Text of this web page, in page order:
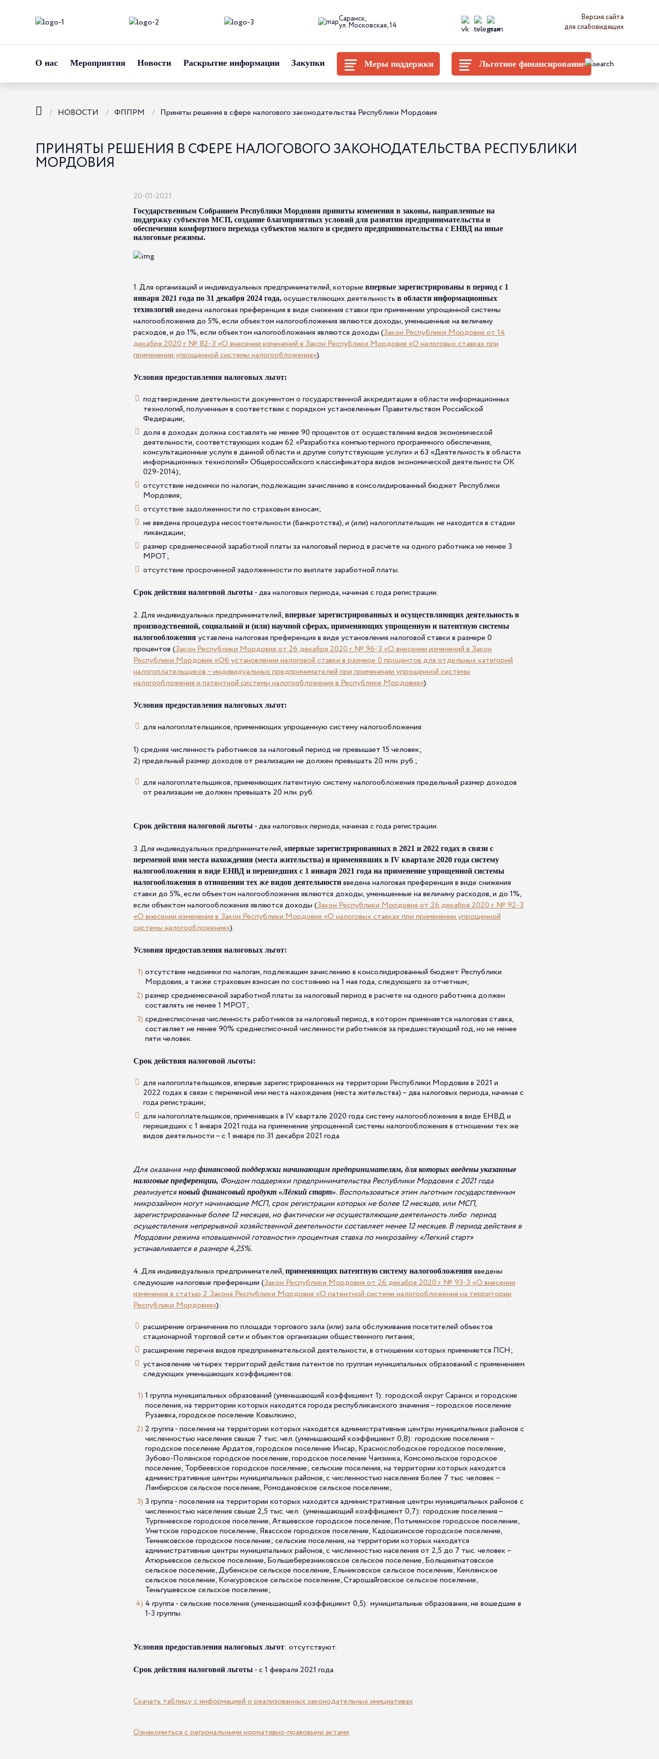
Саранск,
ул. Московская, 14
Версия сайта
для слабовидящих
О нас Мероприятия Новости Раскрытие информации Закупки Меры поддержки Льготное финансирование
НОВОСТИ ФППРМ Приняты решения в сфере налогового законодательства Республики Мордовия
ПРИНЯТЫ РЕШЕНИЯ В СФЕРЕ НАЛОГОВОГО ЗАКОНОДАТЕЛЬСТВА РЕСПУБЛИКИ
МОРДОВИЯ
20-01-2021
Государственным Собранием Республики Мордовия приняты изменения в законы, направленные на
поддержку субъектов МСП, создание благоприятных условий для развития предпринимательства и
обеспечения комфортного перехода субъектов малого и среднего предпринимательства с ЕНВД на иные
налоговые режимы.
1. Для организаций и индивидуальных предпринимателей, которые впервые зарегистрированы в период с 1
января 2021 года по 31 декабря 2024 года, осуществляющих деятельность в области информационных
технологий введена налоговая преференция в виде снижения ставки при применении упрощенной системы
налогообложения до 5%, если объектом налогообложения являются доходы, уменьшенные на величину
расходов, и до 1%, если объектом налогообложения являются доходы (Закон Республики Мордовия от 14
декабря 2020 г. № 82-З «О внесении изменений в Закон Республики Мордовия «О налоговых ставках при
применении упрощенной системы налогообложения»).
Условия предоставления налоговых льгот:
подтверждение деятельности документом о государственной аккредитации в области информационных
технологий, полученным в соответствии с порядком установленным Правительством Российской
Федерации;
доля в доходах должна составлять не менее 90 процентов от осуществления видов экономической
деятельности, соответствующих кодам 62 «Разработка компьютерного программного обеспечения,
консультационные услуги в данной области и другие сопутствующие услуги» и 63 «Деятельность в области
информационных технологий» Общероссийского классификатора видов экономической деятельности ОК
029-2014);
отсутствие недоимки по налогам, подлежащим зачислению в консолидированный бюджет Республики
Мордовия;
отсутствие задолженности по страховым взносам;
не введена процедура несостоятельности (банкротства), и (или) налогоплательщик не находится в стадии
ликвидации;
размер среднемесячной заработной платы за налоговый период в расчете на одного работника не менее 3
МРОТ;
отсутствие просроченной задолженности по выплате заработной платы.
Срок действия налоговой льготы - два налоговых периода, начиная с года регистрации.
2. Для индивидуальных предпринимателей, впервые зарегистрированных и осуществляющих деятельность в
производственной, социальной и (или) научной сферах, применяющих упрощенную и патентную системы
налогообложения уставлена налоговая преференция в виде установления налоговой ставки в размере 0
процентов (Закон Республики Мордовия от 26 декабря 2020 г. № 96-З «О внесении изменений в Закон
Республики Мордовия «Об установлении налоговой ставки в размере 0 процентов для отдельных категорий
налогоплательщиков – индивидуальных предпринимателей при применении упрощенной системы
налогообложения и патентной системы налогообложения в Республике Мордовия»).
Условия предоставления налоговых льгот:
для налогоплательщиков, применяющих упрощенную систему налогообложения:
1) средняя численность работников за налоговый период не превышает 15 человек;
2) предельный размер доходов от реализации не должен превышать 20 млн. руб.;
для налогоплательщиков, применяющих патентную систему налогообложения предельный размер доходов
от реализации не должен превышать 20 млн. руб.
Срок действия налоговой льготы - два налоговых периода, начиная с года регистрации.
3. Для индивидуальных предпринимателей, впервые зарегистрированных в 2021 и 2022 годах в связи с
переменой ими места нахождения (места жительства) и применявших в IV квартале 2020 года систему
налогообложения в виде ЕНВД и перешедших с 1 января 2021 года на применение упрощенной системы
налогообложения в отношении тех же видов деятельности введена налоговая преференция в виде снижения
ставки до 5%, если объектом налогообложения являются доходы, уменьшенные на величину расходов, и до 1%,
если объектом налогообложения являются доходы (Закон Республики Мордовия от 26 декабря 2020 г. № 92-З
«О внесении изменения в Закон Республики Мордовия «О налоговых ставках при применении упрощенной
системы налогообложения»).
Условия предоставления налоговых льгот:
отсутствие недоимки по налогам, подлежащим зачислению в консолидированный бюджет Республики
Мордовия, а также страховым взносам по состоянию на 1 мая года, следующего за отчетным;
размер среднемесячной заработной платы за налоговый период в расчете на одного работника должен
составлять не менее 1 МРОТ;
среднесписочная численность работников за налоговый период, в котором применяется налоговая ставка,
составляет не менее 90% среднесписочной численности работников за предшествующий год, но не менее
пяти человек.
Срок действия налоговой льготы:
для налогоплательщиков, впервые зарегистрированных на территории Республики Мордовия в 2021 и
2022 годах в связи с переменой ими места нахождения (места жительства) – два налоговых периода, начиная с
года регистрации;
для налогоплательщиков, применявших в IV квартале 2020 года систему налогообложения в виде ЕНВД и
перешедших с 1 января 2021 года на применение упрощенной системы налогообложения в отношении тех же
видов деятельности – с 1 января по 31 декабря 2021 года.
Для оказания мерфинансовой поддержки начинающим предпринимателям, для которых введены указанные
налоговые преференции, Фондом поддержки предпринимательства Республики Мордовия с 2021 года
реализуетсяновый финансовый продукт «Лёгкий старт». Воспользоваться этим льготным государственным
микрозаймом могут начинающие МСП, срок регистрации которых не более 12 месяцев, или МСП,
зарегистрированные более 12 месяцев, но фактически не осуществляющие деятельность либо период
осуществления непрерывной хозяйственной деятельности составляет менее 12 месяцев. В период действия в
Мордовии режима «повышенной готовности» процентная ставка по микрозайму «Легкий старт»
устанавливается в размере 4,25%.
4. Для индивидуальных предпринимателей, применяющих патентную систему налогообложения введены
следующие налоговые преференции (Закон Республики Мордовия от 26 декабря 2020 г. № 93-З «О внесении
изменения в статью 2 Закона Республики Мордовия «О патентной системе налогообложения на территории
Республики Мордовия»):
расширение ограничения по площади торгового зала (или) зала обслуживания посетителей объектов
стационарной торговой сети и объектов организации общественного питания;
расширение перечня видов предпринимательской деятельности, в отношении которых применяется ПСН;
установление четырех территорий действия патентов по группам муниципальных образований с применением
следующих уменьшающих коэффициентов:
1 группа муниципальных образований (уменьшающий коэффициент 1): городской округ Саранск и городские
поселения, на территории которых находятся города республиканского значения – городское поселение
Рузаевка, городское поселение Ковылкино;
2 группа - поселения на территории которых находятся административные центры муниципальных районов с
численностью населения свыше 7 тыс. чел. (уменьшающий коэффициент 0,8): городские поселения –
городское поселение Ардатов, городское поселение Инсар, Краснослободское городское поселение,
Зубово-Полянское городское поселение, городское поселение Чамзинка, Комсомольское городское
поселение, Торбеевское городское поселение; сельские поселения, на территории которых находятся
административные центры муниципальных районов, с численностью населения более 7 тыс. человек –
Лямбирское сельское поселение, Ромодановское сельское поселение;
3 группа - поселения на территории которых находятся административные центры муниципальных районов с
численностью населения свыше 2,5 тыс. чел. (уменьшающий коэффициент 0,7): городские поселения –
Тургеневское городское поселение, Атяшевское городское поселение, Потьминское городское поселение,
Уметское городское поселение, Явасское городское поселение, Кадошкинское городское поселение,
Темниковское городское поселение; сельские поселения, на территории которых находятся
административные центры муниципальных районов, с численностью населения от 2,5 до 7 тыс. человек –
Атюрьевское сельское поселение, Большеберезниковское сельское поселение, Большеигнатовское
сельское поселение, Дубенское сельское поселение, Ельниковское сельское поселение, Кемлянское
сельское поселение, Кочкуровское сельское поселение, Старошайговское сельское поселение,
Теньгушевское сельское поселение;
4 группа - сельские поселения (уменьшающий коэффициент 0,5): муниципальные образования, не вошедшие в
1-3 группы.
Условия предоставления налоговых льгот: отсутствуют.
Срок действия налоговой льготы - с 1 февраля 2021 года.
Скачать таблицу с информацией о реализованных законодательных инициативах
Ознакомиться с региональными нормативно-правовыми актами